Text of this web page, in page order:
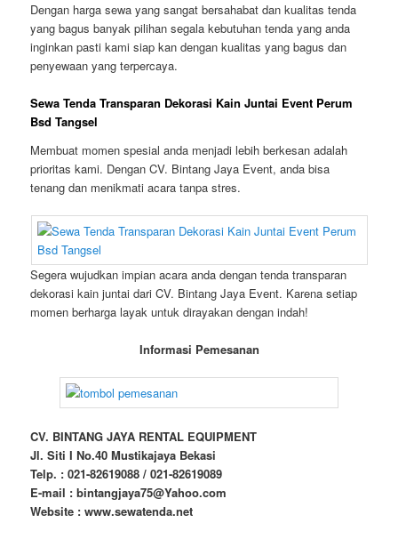
Dengan harga sewa yang sangat bersahabat dan kualitas tenda
yang bagus banyak pilihan segala kebutuhan tenda yang anda
inginkan pasti kami siap kan dengan kualitas yang bagus dan
penyewaan yang terpercaya.
Sewa Tenda Transparan Dekorasi Kain Juntai Event Perum
Bsd Tangsel
Membuat momen spesial anda menjadi lebih berkesan adalah
prioritas kami. Dengan CV. Bintang Jaya Event, anda bisa
tenang dan menikmati acara tanpa stres.
Segera wujudkan impian acara anda dengan tenda transparan
dekorasi kain juntai dari CV. Bintang Jaya Event. Karena setiap
momen berharga layak untuk dirayakan dengan indah!
Informasi Pemesanan
CV. BINTANG JAYA RENTAL EQUIPMENT
Jl. Siti I No.40 Mustikajaya Bekasi
Telp. : 021-82619088 / 021-82619089
E-mail : bintangjaya75@Yahoo.com
Website : www.sewatenda.net